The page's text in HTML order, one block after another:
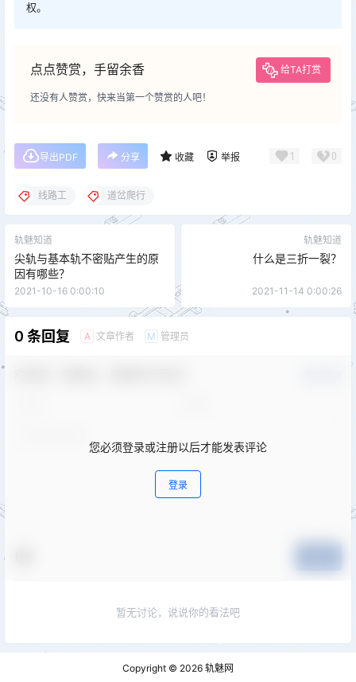
权。
点点赞赏，手留余香 给TA打赏
还没有人赞赏，快来当第一个赞赏的人吧！
导出PDF 分享 收藏 举报 1 0
线路工 道岔爬行
轨魅知道
尖轨与基本轨不密贴产生的原
因有哪些？
2021-10-16 0:00:10
轨魅知道
什么是三折一裂？
2021-11-14 0:00:26
0 条回复 A 文章作者 M 管理员
您必须登录或注册以后才能发表评论
登录
暂无讨论，说说你的看法吧
Copyright © 2026 轨魅网